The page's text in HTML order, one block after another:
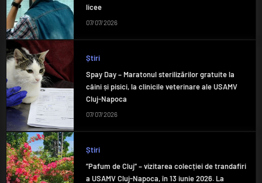
licee
07/07/2026
Știri
Spay Day – Maratonul sterilizărilor gratuite la
câini și pisici, la clinicile veterinare ale USAMV
Cluj-Napoca
07/07/2026
Știri
”Pafum de Cluj” – vizitarea colecției de trandafiri
a USAMV Cluj-Napoca, în 13 iunie 2026. La